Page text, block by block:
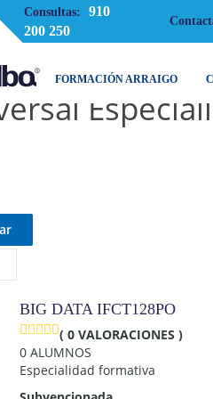
Consultas:
910
200 250
FORMACIÓN ARRAIGO
BIG DATA IFCT128PO
( 0 VALORACIONES )
0 ALUMNOS
Especialidad formativa